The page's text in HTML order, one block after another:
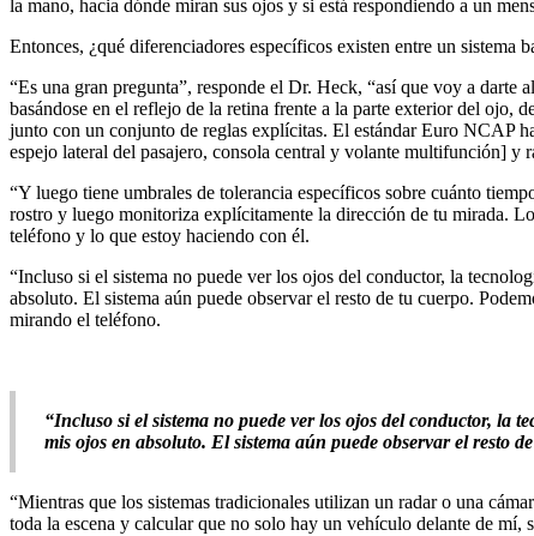
la mano, hacia dónde miran sus ojos y si está respondiendo a un
Entonces, ¿qué diferenciadores específicos existen entre un
“Es una gran pregunta”, responde el Dr. Heck, “así que voy a
basándose en el reflejo de la retina frente a la parte exterior del ojo,
junto con un conjunto de reglas explícitas. El estándar Euro NCAP
espejo lateral del pasajero, consola central y volante multifunción] y
“Y luego tiene umbrales de tolerancia específicos sobre cuánto
rostro y luego monitoriza explícitamente la dirección de tu mirada.
teléfono y lo que estoy haciendo con él.
“Incluso si el sistema no puede ver los ojos del conductor, la
absoluto. El sistema aún puede observar el resto de tu cuerpo.
mirando el teléfono.
“Incluso si el sistema no puede ver los ojos del conductor, la
mis ojos en absoluto. El sistema aún puede observar el resto
“Mientras que los sistemas tradicionales utilizan un radar o una
toda la escena y calcular que no solo hay un vehículo delante de mí,